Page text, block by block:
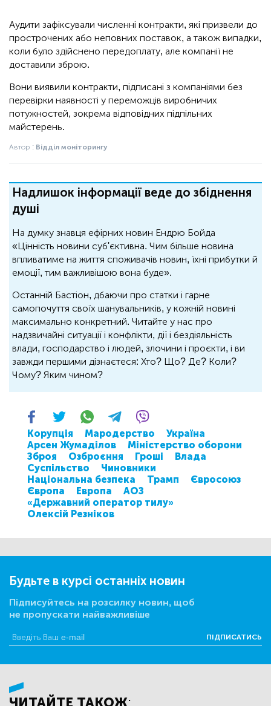
Аудити зафіксували численні контракти, які призвели до
прострочених або неповних поставок, а також випадки,
коли було здійснено передоплату, але компанії не
доставили зброю.
Вони виявили контракти, підписані з компаніями без
перевірки наявності у переможців виробничих
потужностей, зокрема відповідних підпільних
майстерень.
Автор : Відділ моніторингу
Надлишок інформації веде до збіднення
душі
На думку знавця ефірних новин Ендрю Бойда
«Цінність новини суб'єктивна. Чим більше новина
впливатиме на життя споживачів новин, їхні прибутки й
емоції, тим важливішою вона буде».
Останній Бастіон, дбаючи про статки і гарне
самопочуття своїх шанувальників, у кожній новині
максимально конкретний. Читайте у нас про
надзвичайні ситуації і конфлікти, дії і бездіяльність
влади, господарство і людей, злочини і проєкти, і ви
завжди першими дізнаєтеся: Хто? Що? Де? Коли?
Чому? Яким чином?
Корупція Мародерство
Україна
Арсен Жумаділов
Міністерство оборони
Зброя
Озброєння Гроші
Влада
Суспільство
Чиновники
Національна безпека
Трамп
Євросоюз
Європа
Европа
АОЗ
«Державний оператор тилу»
Олексій Резніков
Будьте в курсі останніх новин
Підписуйтесь на розсилку новин, щоб
не пропускати найважливіше
ПІДПИСАТИСЬ
ЧИТАЙТЕ ТАКОЖ: